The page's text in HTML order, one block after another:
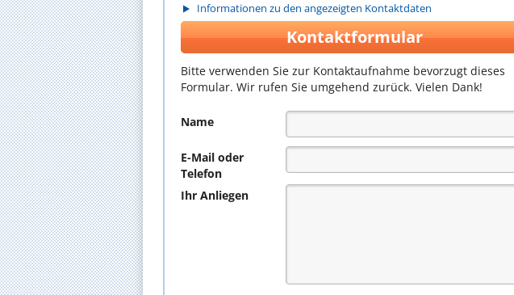
Informationen zu den angezeigten Kontaktdaten
Kontaktformular
Bitte verwenden Sie zur Kontaktaufnahme bevorzugt dieses
Formular. Wir rufen Sie umgehend zurück. Vielen Dank!
Name
E-Mail oder
Telefon
Ihr Anliegen